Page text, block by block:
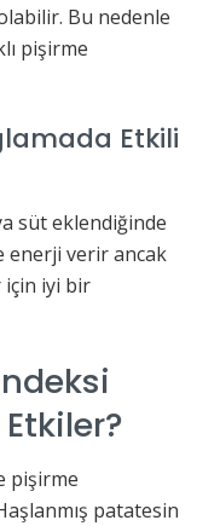
Bu nedenle
pişirme
Etkili
süt eklendiğinde
enerji verir ancak
iyi bir
pişirme
patatesin